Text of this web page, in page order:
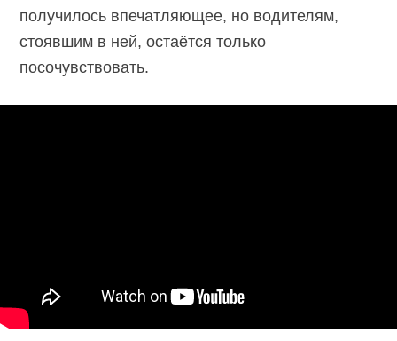
получилось впечатляющее, но водителям,
стоявшим в ней, остаётся только
посочувствовать.